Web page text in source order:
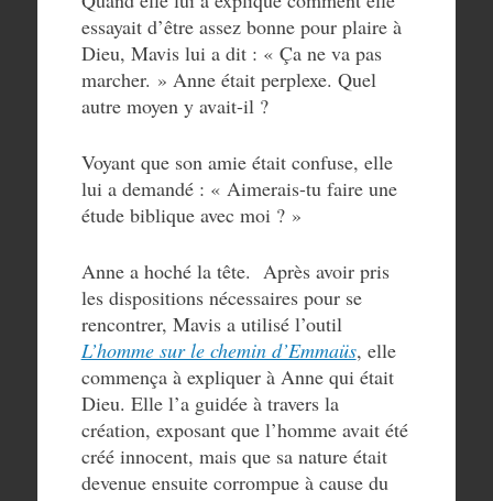
essayait d’être assez bonne pour plaire à
Dieu, Mavis lui a dit : « Ça ne va pas
marcher. » Anne était perplexe. Quel
autre moyen y avait-il ?
Voyant que son amie était confuse, elle
lui a demandé : « Aimerais-tu faire une
étude biblique avec moi ? »
Anne a hoché la tête. Après avoir pris
les dispositions nécessaires pour se
rencontrer, Mavis a utilisé l’outil
L’homme sur le chemin d’Emmaüs, elle
commença à expliquer à Anne qui était
Dieu. Elle l’a guidée à travers la
création, exposant que l’homme avait été
créé innocent, mais que sa nature était
devenue ensuite corrompue à cause du